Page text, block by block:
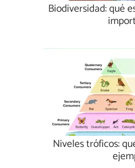
Biodiversidad: qué
Niveles tróficos: